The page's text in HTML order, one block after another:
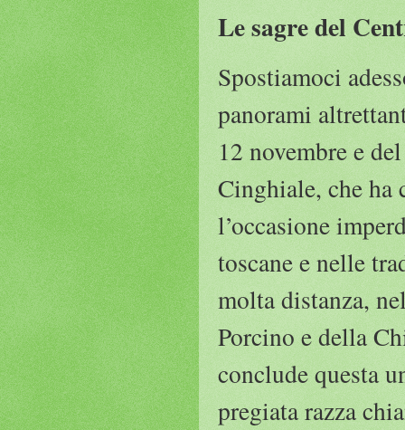
Le sagre del
Spostiamoci
panorami
12 novembre e
Cinghiale, che
l’occasione
toscane e nelle
molta distanza,
Porcino e della
conclude questa
pregiata razza